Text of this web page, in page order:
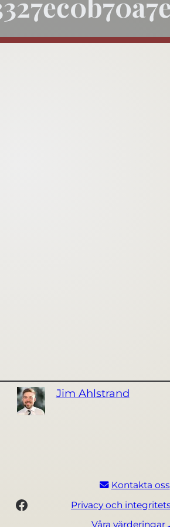
Jim Ahlstrand
Facebook
Kontakta oss
Privacy och
Våra värderingar